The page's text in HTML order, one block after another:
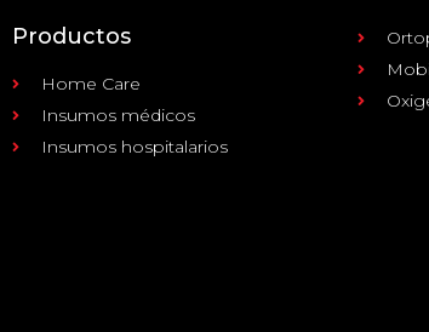
Productos
Home Care
Insumos médicos
Insumos hospitalarios